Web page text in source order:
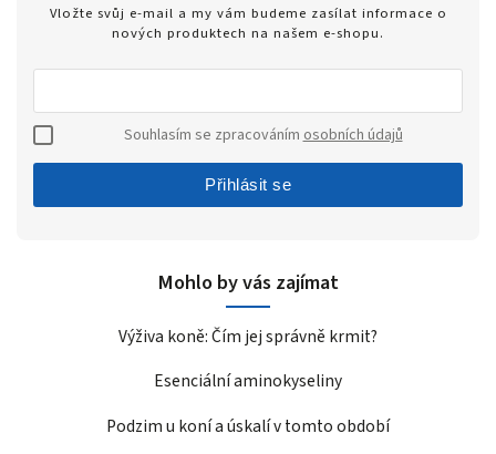
Mohlo by vás zajímat
Výživa koně: Čím jej správně krmit?
Esenciální aminokyseliny
Podzim u koní a úskalí v tomto období
Vložte svůj e-mail a my vám budeme zasílat informace o
nových produktech na našem e-shopu.
Souhlasím se zpracováním osobních údajů
Přihlásit se